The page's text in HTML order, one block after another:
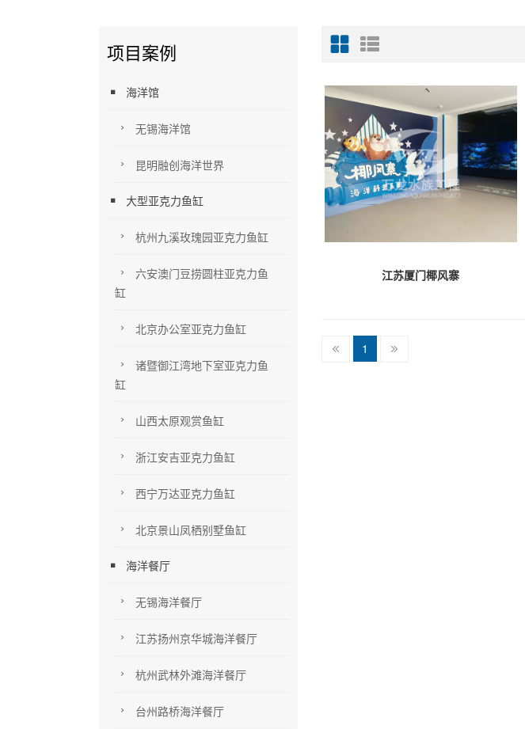
项目案例
海洋馆
无锡海洋馆
昆明融创海洋世界
大型亚克力鱼缸
杭州九溪玫瑰园亚克力鱼缸
六安澳门豆捞圆柱亚克力鱼
缸
北京办公室亚克力鱼缸
诸暨御江湾地下室亚克力鱼
缸
山西太原观赏鱼缸
浙江安吉亚克力鱼缸
西宁万达亚克力鱼缸
北京景山凤栖别墅鱼缸
海洋餐厅
无锡海洋餐厅
江苏扬州京华城海洋餐厅
杭州武林外滩海洋餐厅
台州路桥海洋餐厅
江苏厦门椰风寨
1